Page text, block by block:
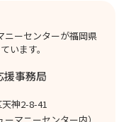
ニーセンターが福岡県
います。
援事務局
神2-8-41